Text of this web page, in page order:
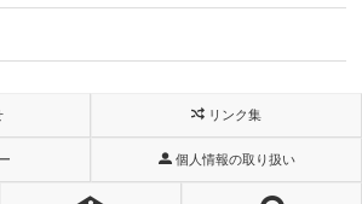
リンク集
個人情報の取り扱い